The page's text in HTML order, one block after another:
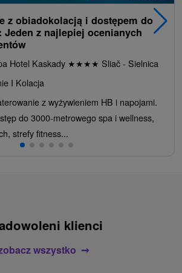
z obiadokolacją i dostępem do
Jeden z najlepiej ocenianych
Hotel Kaskady ★★★★ Sliač - Sielnica
I Kolacja
z wyżywieniem HB i napojami.
do 3000-metrowego spa i wellness,
strefy fitness...
klienci
wszystko